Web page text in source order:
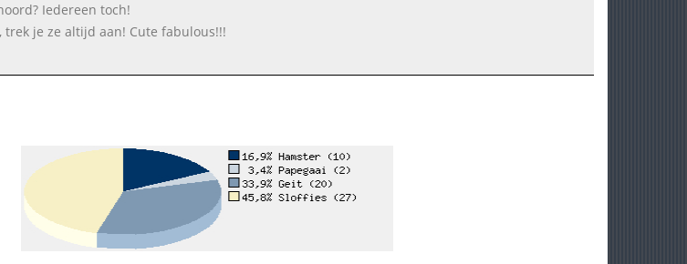
Iedereen toch!
je ze altijd aan! Cute fabulous!!!